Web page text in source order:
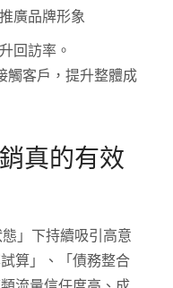
廣品牌形象
回訪率。
觸客戶，提升整體成
真的有效
」下持續吸引高意
算」、「債務整合